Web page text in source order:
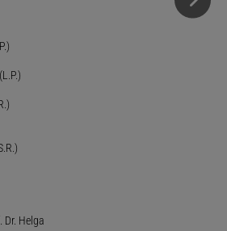
Helga